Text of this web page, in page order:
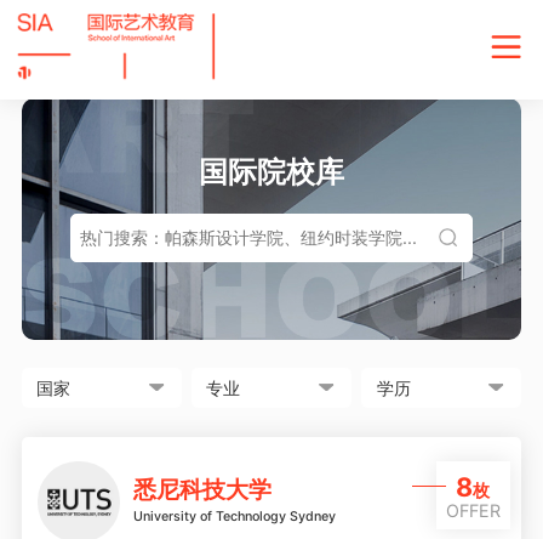
国际院校库
悉尼科技大学
University of Technology Sydney
8枚
OFFER